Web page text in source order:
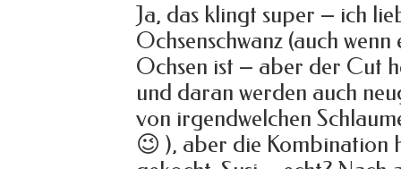
Ja, das klingt super – ich
Ochsenschwanz (auch
Ochsen ist – aber der Cut
und daran werden auch
von irgendwelchen
😉 ), aber die Kombination